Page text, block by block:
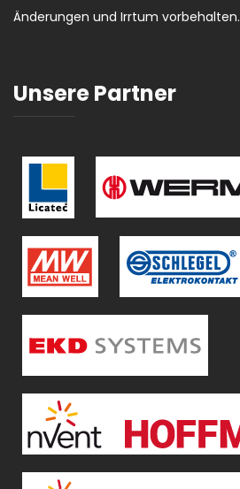
Änderungen und Irrtum vorbehalten.
Unsere Partner